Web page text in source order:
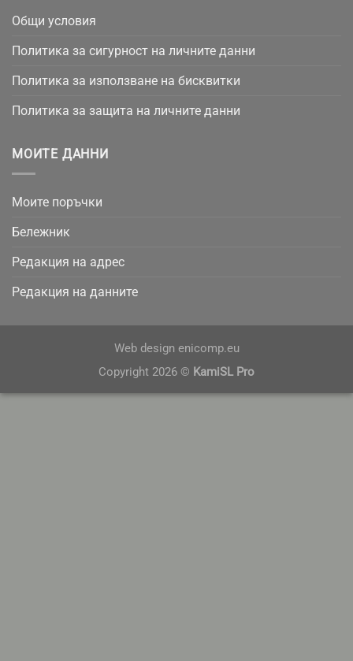
Общи условия
Политика за сигурност на личните данни
Политика за използване на бисквитки
Политика за защита на личните данни
МОИТЕ ДАННИ
Моите поръчки
Бележник
Редакция на адрес
Редакция на данните
Web design enicomp.eu
Copyright 2026 © KamiSL Pro